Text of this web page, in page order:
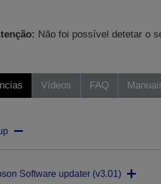
Não foi possível detetar o
Vídeos FAQ
Software updater (v3.01)